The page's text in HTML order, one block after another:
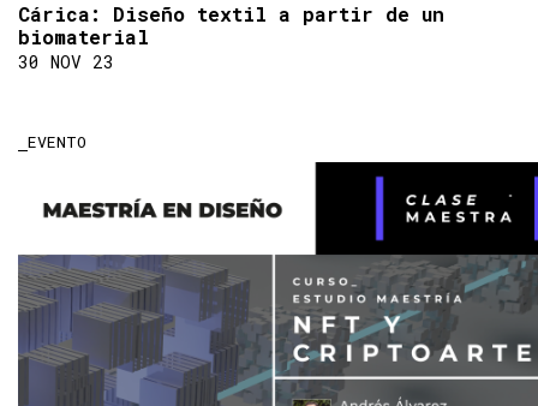
Cárica: Diseño textil a partir de un
biomaterial
30 NOV 23
EVENTO